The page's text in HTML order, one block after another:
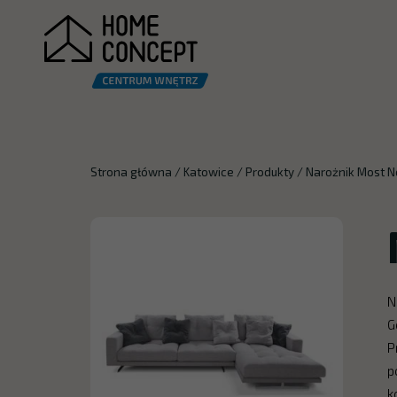
Strona główna / Katowice /Produkty / Narożnik Most